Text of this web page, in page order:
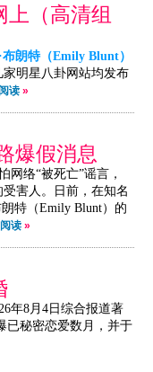
上（高清组
布朗特（Emily Blunt）
家明星八卦网站均发布
读 »
爆假消息
网络“被死亡”谣言，
害人。日前，在知名
特（Emily Blunt）的
读 »
年8月4日综合报道著
已秘密恋爱数月，并于